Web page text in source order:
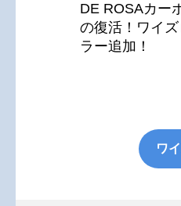
DE ROSAカー
の復活！ワイ
ラー追加！
ワ